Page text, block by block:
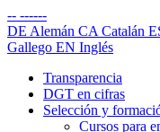
-- ------
DE Alemán CA Catalán
Gallego EN Inglés
Transparencia
DGT en cifras
Selección y
Cursos para